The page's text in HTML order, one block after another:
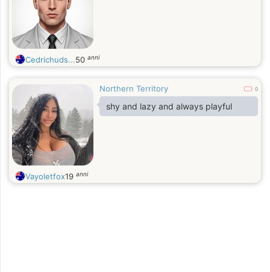
Cedrichuds...50 anni
Northern Territory 0
shy and lazy and always playful
Vayoletfox19 anni